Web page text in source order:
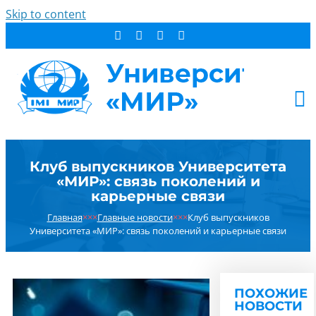
Skip to content
СТУДЕНТУ
ДОПОБРАЗОВАНИЕ
ОБ УНИВЕРСИТЕТЕ
НОВОСТИ
РЕЗУЛЬТАТ ПОИСКА:
Клуб выпускников Университета
«МИР»: связь поколений и
карьерные связи
Главная×××Главные новости×××Клуб выпускников
Университета «МИР»: связь поколений и карьерные связи
ПОХОЖИЕ
НОВОСТИ